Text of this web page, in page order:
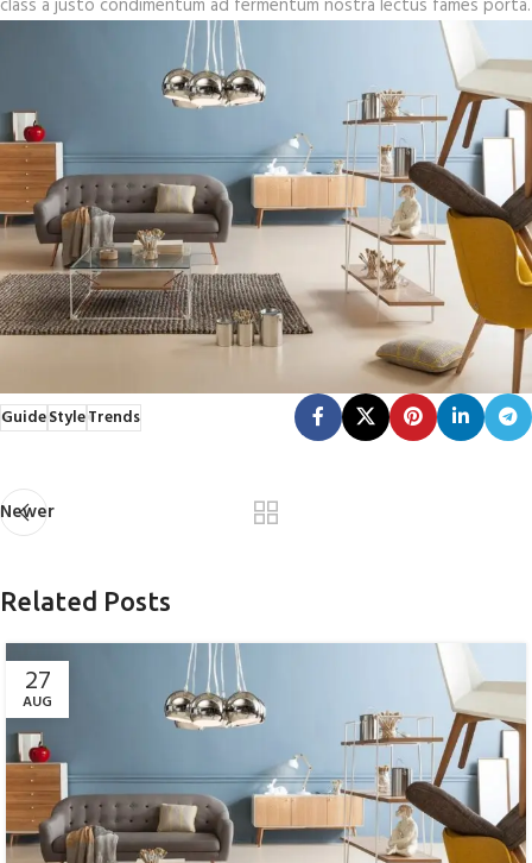
GuideStyleTrends
Newer
Related Posts
27
AUG